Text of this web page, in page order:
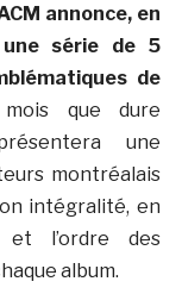
annonce, en
une série de 5
de
que dure
une
montréalais
intégralité, en
et l’ordre des
album.